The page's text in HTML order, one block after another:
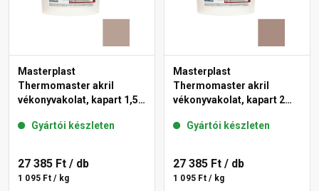
Masterplast
Thermomaster akril
vékonyvakolat, kapart 1,5
Gyártói készleten
27 385 Ft / db
1 095 Ft / kg
Masterplast
Thermomaster akril
vékonyvakolat, kapart 2
Gyártói készleten
27 385 Ft / db
1 095 Ft / kg